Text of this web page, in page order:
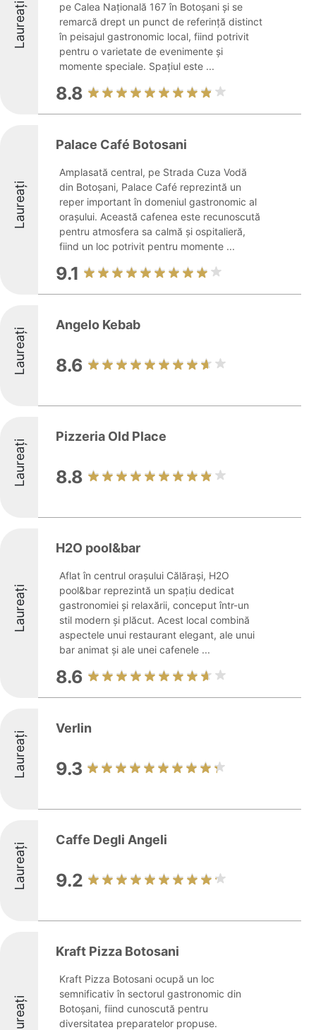
Laureați
pe Calea Națională 167 în Botoșani și se
remarcă drept un punct de referință distinct
în peisajul gastronomic local, fiind potrivit
pentru o varietate de evenimente și
momente speciale. Spațiul este ...
8.8
Laureați
Palace Café Botosani
Amplasată central, pe Strada Cuza Vodă
din Botoșani, Palace Café reprezintă un
reper important în domeniul gastronomic al
orașului. Această cafenea este recunoscută
pentru atmosfera sa calmă și ospitalieră,
fiind un loc potrivit pentru momente ...
9.1
Laureați
Angelo Kebab
8.6
Laureați
Pizzeria Old Place
8.8
Laureați
H2O pool&bar
Aflat în centrul orașului Călărași, H2O
pool&bar reprezintă un spațiu dedicat
gastronomiei și relaxării, conceput într-un
stil modern și plăcut. Acest local combină
aspectele unui restaurant elegant, ale unui
bar animat și ale unei cafenele ...
8.6
Laureați
Verlin
9.3
Laureați
Caffe Degli Angeli
9.2
Laureați
Kraft Pizza Botosani
Kraft Pizza Botosani ocupă un loc
semnificativ în sectorul gastronomic din
Botoșani, fiind cunoscută pentru
diversitatea preparatelor propuse.